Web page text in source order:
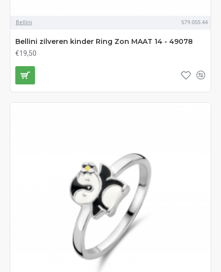
Bellini 579.055.44
Bellini zilveren kinder Ring Zon MAAT 14 - 49078
€19,50